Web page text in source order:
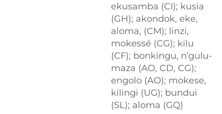
ekusamba (CI); kusia
(GH); akondok, eke,
aloma, (CM); linzi,
mokessé (CG); kilu
(CF); bonkingu, n’gulu-
maza (AO, CD, CG);
engolo (AO); mokese,
kilingi (UG); bundui
(SL); aloma (GQ)